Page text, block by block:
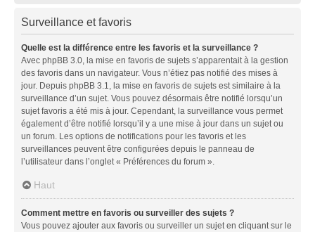
Surveillance et favoris
Quelle est la différence entre les favoris et la surveillance ?
Avec phpBB 3.0, la mise en favoris de sujets s’apparentait à la gestion
des favoris dans un navigateur. Vous n’étiez pas notifié des mises à
jour. Depuis phpBB 3.1, la mise en favoris de sujets est similaire à la
surveillance d’un sujet. Vous pouvez désormais être notifié lorsqu’un
sujet favoris a été mis à jour. Cependant, la surveillance vous permet
également d’être notifié lorsqu’il y a une mise à jour dans un sujet ou
un forum. Les options de notifications pour les favoris et les
surveillances peuvent être configurées depuis le panneau de
l’utilisateur dans l’onglet « Préférences du forum ».
Haut
Comment mettre en favoris ou surveiller des sujets ?
Vous pouvez ajouter aux favoris ou surveiller un sujet en cliquant sur le